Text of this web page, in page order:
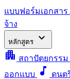
แบบฟอร์มเอกสาร
จ้าง
หลักสูตร
expand_more
apartment สถาปัตยกรรม
ออกแบบ
music_note ดนต